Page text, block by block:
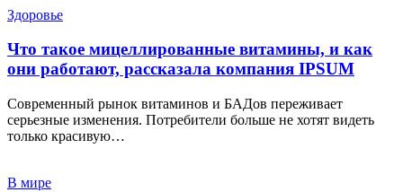
Здоровье
Что такое мицеллированные витамины, и как
они работают, рассказала компания IPSUM
Современный рынок витаминов и БАДов переживает
серьезные изменения. Потребители больше не хотят видеть
только красивую…
В мире